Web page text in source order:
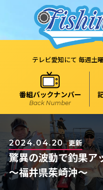
テレビ愛知にて 毎週土
番組バックナンバー
Back Number
2024.04.20 更新
驚異の波動で釣果
～福井県茱崎沖～